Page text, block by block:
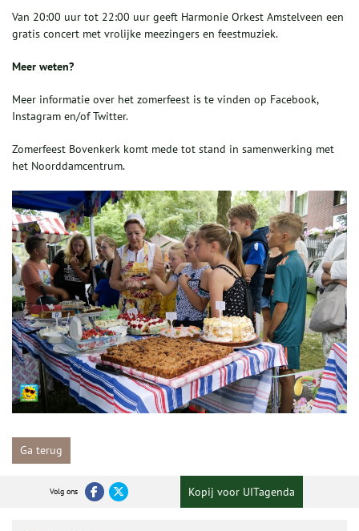
Van 20:00 uur tot 22:00 uur geeft Harmonie Orkest Amstelveen een
gratis concert met vrolijke meezingers en feestmuziek.
Meer weten?
Meer informatie over het zomerfeest is te vinden op Facebook,
Instagram en/of Twitter.
Zomerfeest Bovenkerk komt mede tot stand in samenwerking met
het Noorddamcentrum.
Ga terug
Volg ons Kopij voor UITagenda